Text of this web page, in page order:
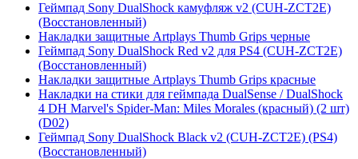
Геймпад Sony DualShock камуфляж v2 (CUH-ZCT2E)
(Восстановленный)
Накладки защитные Artplays Thumb Grips черные
Геймпад Sony DualShock Red v2 для PS4 (CUH-ZCT2E)
(Восстановленный)
Накладки защитные Artplays Thumb Grips красные
Накладки на стики для геймпада DualSense / DualShock
4 DH Marvel's Spider-Man: Miles Morales (красный) (2 шт)
(D02)
Геймпад Sony DualShock Black v2 (CUH-ZCT2E) (PS4)
(Восстановленный)